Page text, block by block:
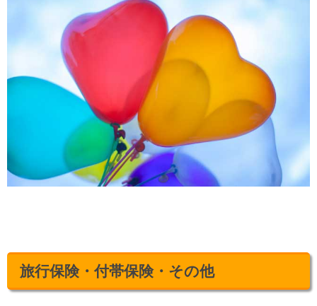
旅行保険・付帯保険・その他